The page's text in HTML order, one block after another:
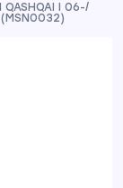
I 06-/
(MSN0032)